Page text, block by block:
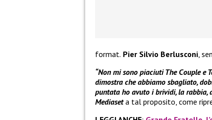
format. Pier Silvio Berlusconi,
“Non mi sono piaciuti The Couple
dimostra che abbiamo sbagliato,
puntata ho avuto i brividi, la rabbia,
Mediaseta tal proposito, come